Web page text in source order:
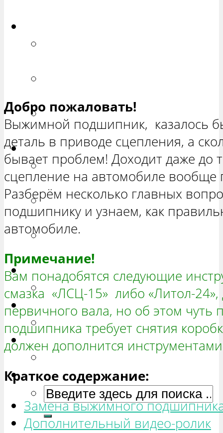
РЕМОНТ ВАЗ 2172 «ПРИОРА
ХЕТЧБЭК»
Нива
РЕМОНТ ВАЗ 21213 «НИВА
ТРЕХ-ДВЕРНАЯ»
ВАЗ 21214 «НИВА ТРЕХ-
ДВЕРНАЯ»
РЕМОНТ ВАЗ 2131 «НИВА
ЧЕТЫРЕХ-ДВЕРНАЯ»
Гранта
РЕМОНТ ВАЗ 2190 «ГРАНТА»
Ока
РЕМОНТ ВАЗ 1111 «ОКА»
Ларгус
РЕМОНТ ЛАДА ЛАРГУС
Добро пожаловать!
Выжимной подшипник, казалось
деталь в приводе сцепления, а
бывает проблем! Доходит даже до
сцепление на автомобиле вообще
Разберём несколько главных
подшипнику и узнаем, как
автомобиле.
Примечание!
Вам понадобятся следующие
смазка «ЛСЦ-15» либо «Литол-
первичного вала, но об этом чуть
подшипника требует снятия
должен дополнится
Краткое содержание:
Замена выжимного
Дополнительный видео-ролик